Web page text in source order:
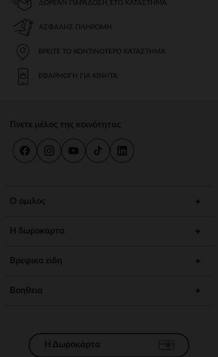
ΔΩΡΕΆΝ ΠΑΡΆΔΟΣΗ ΣΤΟ ΚΑΤΆΣΤΗΜΑ
ΑΣΦΑΛΉΣ ΠΛΗΡΩΜΉ
ΒΡΕΊΤΕ ΤΟ ΚΟΝΤΙΝΌΤΕΡΟ ΚΑΤΆΣΤΗΜΑ
ΕΦΑΡΜΟΓΉ ΓΙΑ ΚΙΝΗΤΆ
Γίνετε μέλος της κοινότητας
Ο ομιλος
Η δωροκαρτα
Βρεφικα ειδη
Βοηθεια
Η Δωροκάρτα